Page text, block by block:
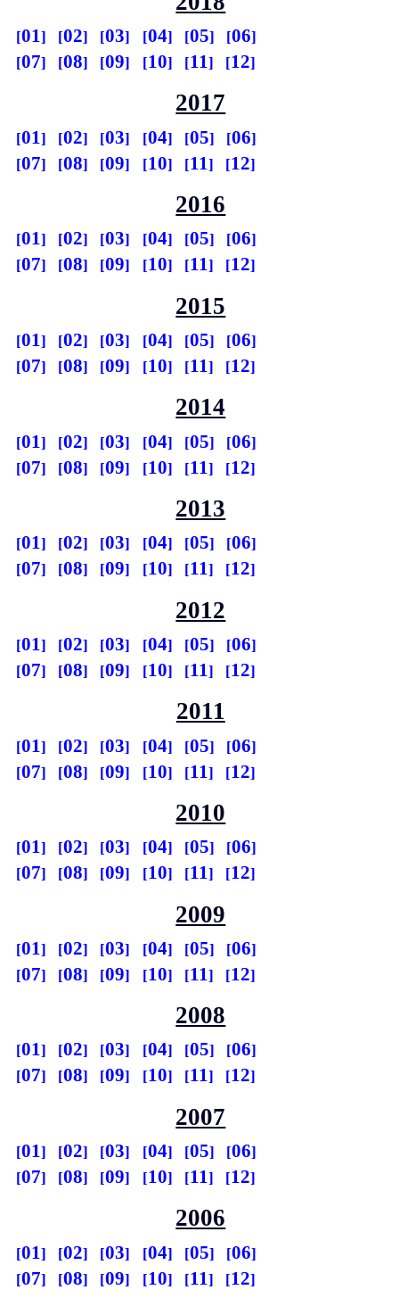
01 02 03 04 05
06
07
08 09 10 11 12
2017
01 02 03 04 05
06
07
08 09 10 11 12
2016
01 02 03 04 05
06
07
08 09 10 11 12
2015
01 02 03 04 05
06
07
08 09 10 11 12
2014
01 02 03 04 05
06
07
08 09 10 11 12
2013
01 02 03 04 05
06
07
08 09 10 11 12
2012
01 02 03 04 05
06
07
08 09 10 11 12
2011
01 02 03 04 05
06
07
08 09 10 11 12
2010
01 02 03 04 05
06
07
08 09 10 11 12
2009
01 02 03 04 05
06
07
08 09 10 11 12
2008
01 02 03 04 05
06
07
08 09 10 11 12
2007
01 02 03 04 05
06
07
08 09 10 11 12
2006
01 02 03 04 05
06
07
08 09 10 11 12